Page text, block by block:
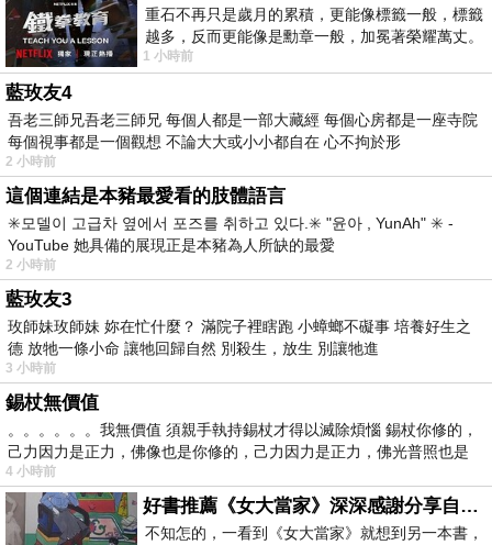
重石不再只是歲月的累積，更能像標籤一般，標籤
越多，反而更能像是勳章一般，加冕著榮耀萬丈。
習慣一如縱容，成了再難輕輕放下的罪證
1 小時前
藍玫友4
吾老三師兄吾老三師兄 每個人都是一部大藏經 每個心房都是一座寺院
每個視事都是一個觀想 不論大大或小小都自在 心不拘於形
2 小時前
這個連結是本豬最愛看的肢體語言
✳️모델이 고급차 옆에서 포즈를 취하고 있다.✳️ "윤아 , YunAh" ✳️ -
YouTube 她具備的展現正是本豬為人所缺的最愛
2 小時前
藍玫友3
玫師妹玫師妹 妳在忙什麼？ 滿院子裡瞎跑 小蟑螂不礙事 培養好生之
德 放牠一條小命 讓牠回歸自然 別殺生，放生 別讓牠進
3 小時前
錫杖無價值
。。。。。。我無價值 須親手執持錫杖才得以滅除煩惱 錫杖你修的，
己力因力是正力，佛像也是你修的，己力因力是正力，佛光普照也是
4 小時前
好書推薦《女大當家》深深感謝分享自己想法震撼讀者的作家，讓我看到不同樣貌的家庭！
不知怎的，一看到《女大當家》就想到另一本書，